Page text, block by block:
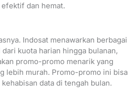
dan hemat.
Indosat menawarkan berbagai
kuota harian hingga bulanan,
promo-promo menarik yang
lebih murah. Promo-promo ini bisa
data di tengah bulan.